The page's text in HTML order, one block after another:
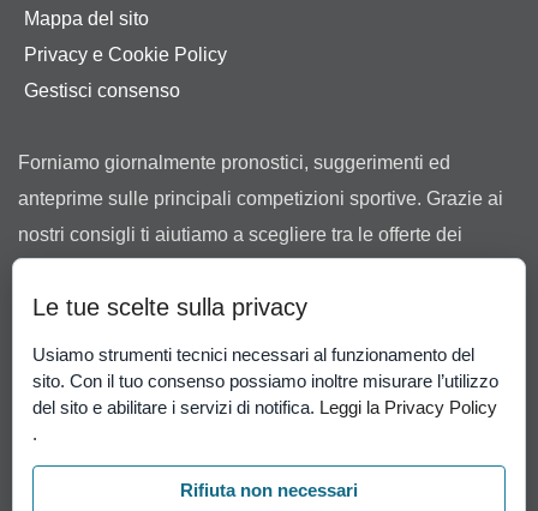
Mappa del sito
Privacy e Cookie Policy
Gestisci consenso
Forniamo giornalmente pronostici, suggerimenti ed
anteprime sulle principali competizioni sportive. Grazie ai
nostri consigli ti aiutiamo a scegliere tra le offerte dei
operare in Italia rilasciata dall’Agenzia delle Dogane e dei
Il gioco può causare dipendenza patologica. Il gioco è
vietato ai minori di 18 anni. Gioco Responsabile-
Le tue scelte sulla privacy
Usiamo strumenti tecnici necessari al funzionamento del
sito. Con il tuo consenso possiamo inoltre misurare l’utilizzo
del sito e abilitare i servizi di notifica. Leggi la Privacy Policy
.
Rifiuta non necessari